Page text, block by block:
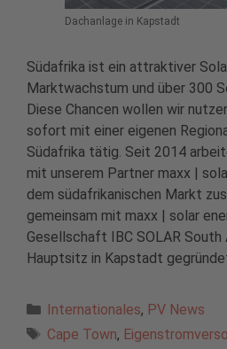
Dachanlage in Kapstadt
Südafrika ist ein attraktiver
Marktwachstum und über 300
Diese Chancen wollen wir
sofort mit einer eigenen
Südafrika tätig. Seit 2014
mit unserem Partner maxx |
dem südafrikanischen Markt
gemeinsam mit maxx | solar
Gesellschaft IBC SOLAR
Hauptsitz in Kapstadt
Kategorien
Internationales, PV News
Schlagwörter
Cape Town,